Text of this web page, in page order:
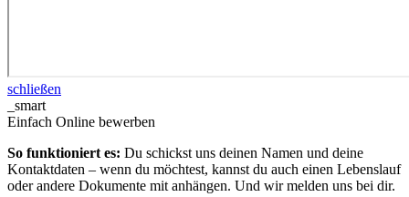
schließen
_smart
Einfach Online bewerben
So funktioniert es: Du schickst uns deinen Namen und deine
Kontaktdaten – wenn du möchtest, kannst du auch einen Lebenslauf
oder andere Dokumente mit anhängen. Und wir melden uns bei dir.